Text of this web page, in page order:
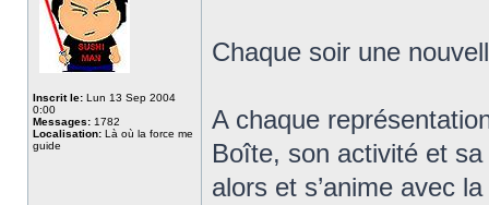
Inscrit le: Lun 13 Sep 2004
0:00
Messages: 1782
Localisation: Là où la force me
guide
Chaque soir une
A chaque
Boîte, son activité et
alors et s’anime avec